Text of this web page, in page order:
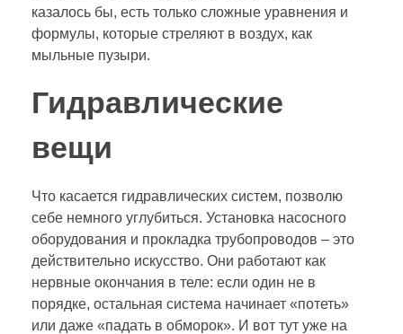
казалось бы, есть только сложные уравнения и
формулы, которые стреляют в воздух, как
мыльные пузыри.
Гидравлические
вещи
Что касается гидравлических систем, позволю
себе немного углубиться. Установка насосного
оборудования и прокладка трубопроводов – это
действительно искусство. Они работают как
нервные окончания в теле: если один не в
порядке, остальная система начинает «потеть»
или даже «падать в обморок». И вот тут уже на